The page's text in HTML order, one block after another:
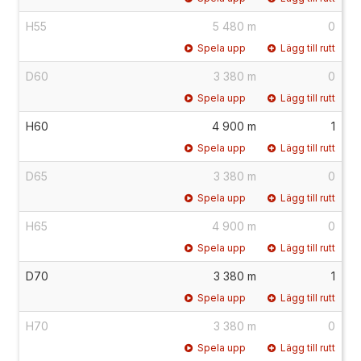
H55 5 480 m 0
Spela upp Lägg till rutt
D60 3 380 m 0
Spela upp Lägg till rutt
H60 4 900 m 1
Spela upp Lägg till rutt
D65 3 380 m 0
Spela upp Lägg till rutt
H65 4 900 m 0
Spela upp Lägg till rutt
D70 3 380 m 1
Spela upp Lägg till rutt
H70 3 380 m 0
Spela upp Lägg till rutt